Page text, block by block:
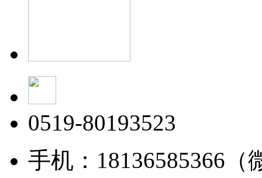
0519-80193523
手机：18136585366（